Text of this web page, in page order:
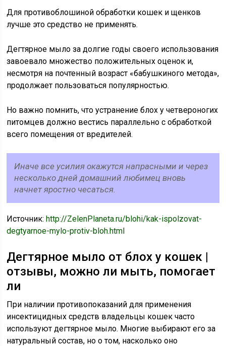
Для противоблошиной обработки кошек и щенков
лучше это средство не применять.
Дегтярное мыло за долгие годы своего использования
завоевало множество положительных оценок и,
несмотря на почтенный возраст «бабушкиного метода»,
продолжает пользоваться популярностью.
Но важно помнить, что устранение блох у четвероногих
питомцев должно вестись параллельно с обработкой
всего помещения от вредителей.
Иначе все усилия окажутся напрасными и через
несколько дней домашний любимец вновь
начнет яростно чесаться.
Источник:http://ZelenPlaneta.ru/blohi/kak-ispolzovat-
degtyarnoe-mylo-protiv-bloh.html
Дегтярное мыло от блох у кошек |
отзывы, можно ли мыть, помогает
ли
При наличии противопоказаний для применения
инсектицидных средств владельцы кошек часто
используют дегтярное мыло. Многие выбирают его за
натуральный состав, но о том, насколько оно